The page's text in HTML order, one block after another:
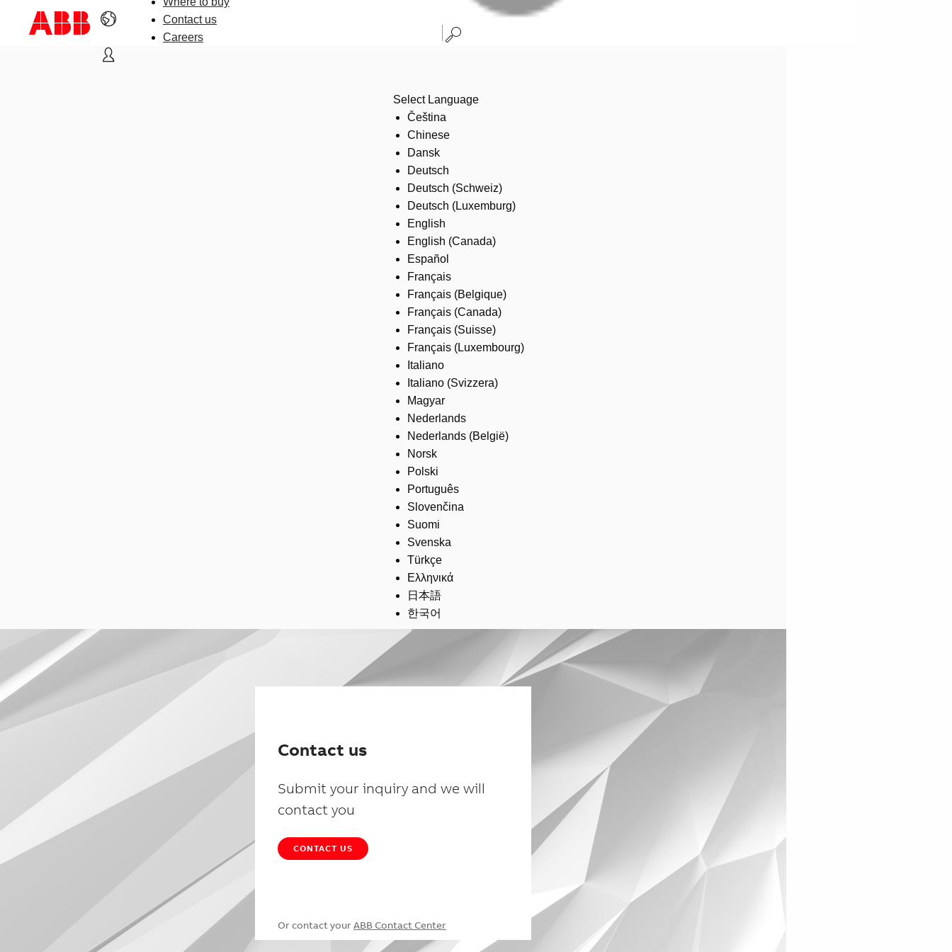
Contact us
Careers
Select Language
Čeština
Chinese
Dansk
Deutsch
Deutsch (Schweiz)
Deutsch (Luxemburg)
English
English (Canada)
Español
Français
Français (Belgique)
Français (Canada)
Français (Suisse)
Français (Luxembourg)
Italiano
Italiano (Svizzera)
Magyar
Nederlands
Nederlands (België)
Norsk
Polski
Português
Slovenčina
Suomi
Svenska
Türkçe
Ελληνικά
日本語
한국어
Contact us
Submit your inquiry and we will
contact you
CONTACT US
Or contact your ABB Contact Center